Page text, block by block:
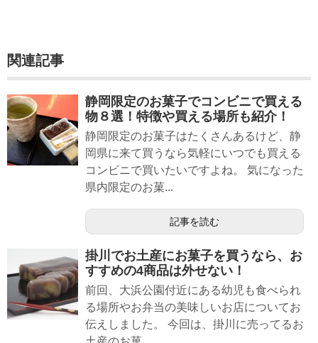
関連記事
静岡限定のお菓子でコンビニで買える
物８選！特徴や買える場所も紹介！
静岡限定のお菓子はたくさんあるけど、静
岡県に来て買うなら気軽にいつでも買える
コンビニで買いたいですよね。 気になった
県内限定のお菓...
記事を読む
掛川でお土産にお菓子を買うなら、お
すすめの4商品は外せない！
前回、大浜公園付近にある幼児も食べられ
る場所やお弁当の美味しいお店についてお
伝えしました。 今回は、掛川に売ってるお